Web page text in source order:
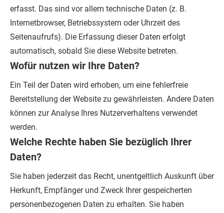
erfasst. Das sind vor allem technische Daten (z. B.
Internetbrowser, Betriebssystem oder Uhrzeit des
Seitenaufrufs). Die Erfassung dieser Daten erfolgt
automatisch, sobald Sie diese Website betreten.
Wofür nutzen wir Ihre Daten?
Ein Teil der Daten wird erhoben, um eine fehlerfreie
Bereitstellung der Website zu gewährleisten. Andere Daten
können zur Analyse Ihres Nutzerverhaltens verwendet
werden.
Welche Rechte haben Sie bezüglich Ihrer
Daten?
Sie haben jederzeit das Recht, unentgeltlich Auskunft über
Herkunft, Empfänger und Zweck Ihrer gespeicherten
personenbezogenen Daten zu erhalten. Sie haben